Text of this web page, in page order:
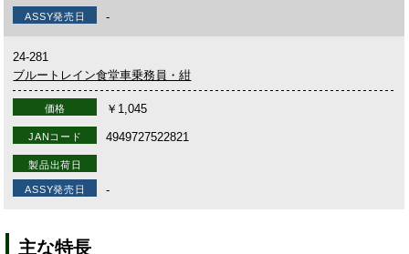
ASSY発売日 -
24-281
ブルートレイン食堂車乗務員・紺
価格 ￥1,045
JANコード 4949727522821
製品出荷日
ASSY発売日 -
主な特長